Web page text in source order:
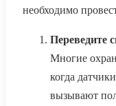
необходимо
Переведите
Многие
когда
вызывают